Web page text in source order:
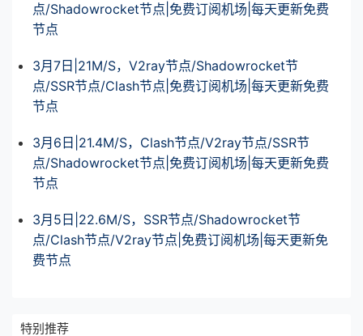
点/Shadowrocket节点|免费订阅机场|每天更新免费
节点
3月7日|21M/S，V2ray节点/Shadowrocket节
点/SSR节点/Clash节点|免费订阅机场|每天更新免费
节点
3月6日|21.4M/S，Clash节点/V2ray节点/SSR节
点/Shadowrocket节点|免费订阅机场|每天更新免费
节点
3月5日|22.6M/S，SSR节点/Shadowrocket节
点/Clash节点/V2ray节点|免费订阅机场|每天更新免
费节点
特别推荐